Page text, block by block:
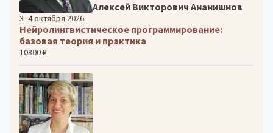
Алексей Викторович Ананишнов
3–4 октября 2026
Нейролингвистическое программирование:
базовая теория и практика
10800 ₽